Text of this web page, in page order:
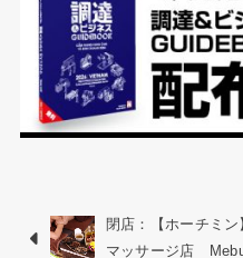
閉店：【ホーチミ
マッサージ店